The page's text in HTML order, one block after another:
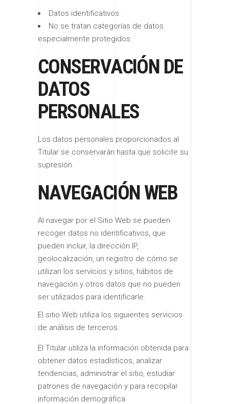
Datos identificativos.
No se tratan categorías de datos
especialmente protegidos.
CONSERVACIÓN DE
DATOS
PERSONALES
Los datos personales proporcionados al
Titular se conservarán hasta que solicite su
supresión.
NAVEGACIÓN WEB
Al navegar por el Sitio Web se pueden
recoger datos no identificativos, que
pueden incluir, la dirección IP,
geolocalización, un registro de cómo se
utilizan los servicios y sitios, hábitos de
navegación y otros datos que no pueden
ser utilizados para identificarle.
El sitio Web utiliza los siguientes servicios
de análisis de terceros:
El Titular utiliza la información obtenida para
obtener datos estadísticos, analizar
tendencias, administrar el sitio, estudiar
patrones de navegación y para recopilar
información demográfica.